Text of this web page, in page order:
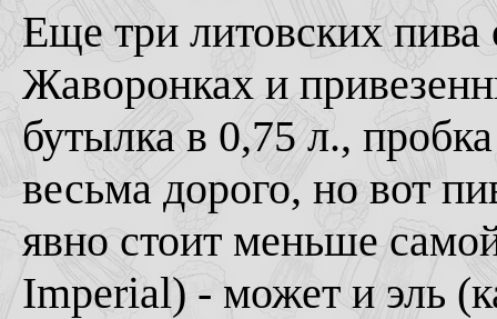
Еще три литовских
Жаворонках и
бутылка в 0,75 л.,
весьма дорого, но вот
явно стоит меньше
Imperial) - может и эль